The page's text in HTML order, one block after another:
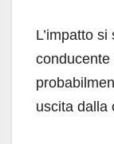
L’impatto
uscita dalla